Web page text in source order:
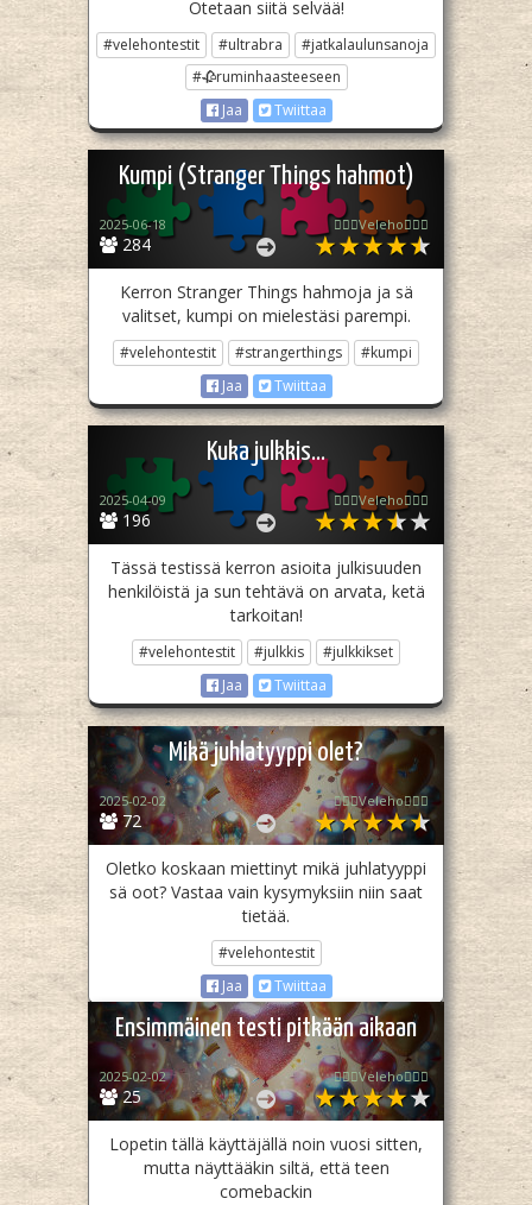
Otetaan siitä selvää!
#velehontestit #ultrabra
#jatkalaulunsanoja
#🥀ruminhaasteeseen
Jaa
Twiittaa
Kumpi (Stranger Things hahmot)
284
2025-06-18 🧙🏻‍♀️Veleho🧙🏻‍♀️
Kerron Stranger Things hahmoja ja sä
valitset, kumpi on mielestäsi parempi.
#velehontestit #strangerthings
#kumpi
Jaa
Twiittaa
Kuka julkkis...
196
2025-04-09 🧙🏻‍♀️Veleho🧙🏻‍♀️
Tässä testissä kerron asioita julkisuuden
henkilöistä ja sun tehtävä on arvata, ketä
tarkoitan!
#velehontestit #julkkis
#julkkikset
Jaa
Twiittaa
Mikä juhlatyyppi olet?
72
2025-02-02 🧙🏻‍♀️Veleho🧙🏻‍♀️
Oletko koskaan miettinyt mikä juhlatyyppi
sä oot? Vastaa vain kysymyksiin niin saat
tietää.
#velehontestit
Jaa
Twiittaa
Ensimmäinen testi pitkään aikaan
25
2025-02-02 🧙🏻‍♀️Veleho🧙🏻‍♀️
Lopetin tällä käyttäjällä noin vuosi sitten,
mutta näyttääkin siltä, että teen
comebackin